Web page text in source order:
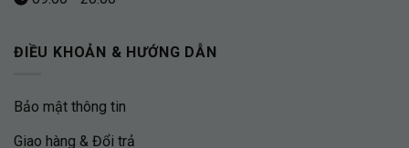
ĐIỀU KHOẢN & HƯỚNG DẪN
Bảo mật thông tin
Giao hàng & Đổi trả